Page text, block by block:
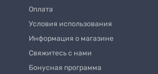
Оплата
Условия использования
Информация о магазине
Свяжитесь с нами
Бонусная программа